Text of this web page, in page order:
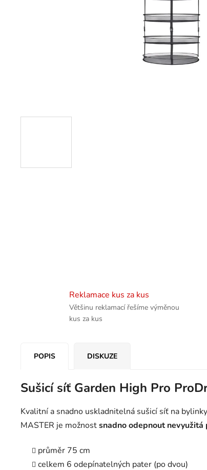
Reklamace kus za kus
Většinu reklamací řešíme výměnou
kus za kus
POPIS DISKUZE
Sušicí síť Garden High Pro
Kvalitní a snadno uskladnitelná sušicí síť na
MASTER je možnostsnadno odepnout nevyužitá
průměr 75 cm
celkem 6 odepínatelných pater (po dvou)